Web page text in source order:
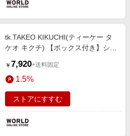
tk.TAKEO KIKUCHI(ティーケー タ
ケオ キクチ) 【ボックス付き】シル
￥ 7,920+送料固定
1.5%
ストアにすすむ